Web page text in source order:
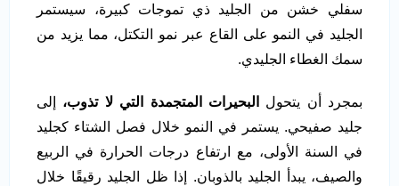
سفلي خشن من الجليد ذي تموجات كبيرة، سيستمر
الجليد في النمو على القاع عبر نمو التكتل، مما يزيد من
سمك الغطاء الجليدي.
بمجرد أن يتحول البحيرات المتجمدة التي لا تذوب،
إلى
جليد صفيحي. يستمر في النمو خلال فصل الشتاء كجليد
في السنة الأولى، مع ارتفاع درجات الحرارة في الربيع
والصيف، يبدأ الجليد بالذوبان. إذا ظل الجليد رقيقًا خلال